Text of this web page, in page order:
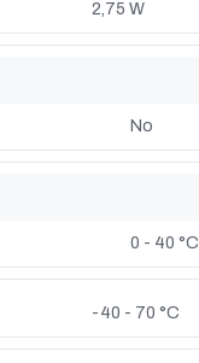
2,75 W
No
0 - 40 °C
-40 - 70 °C